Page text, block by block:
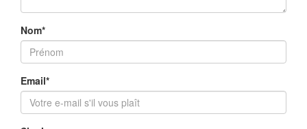
Nom*
Email*